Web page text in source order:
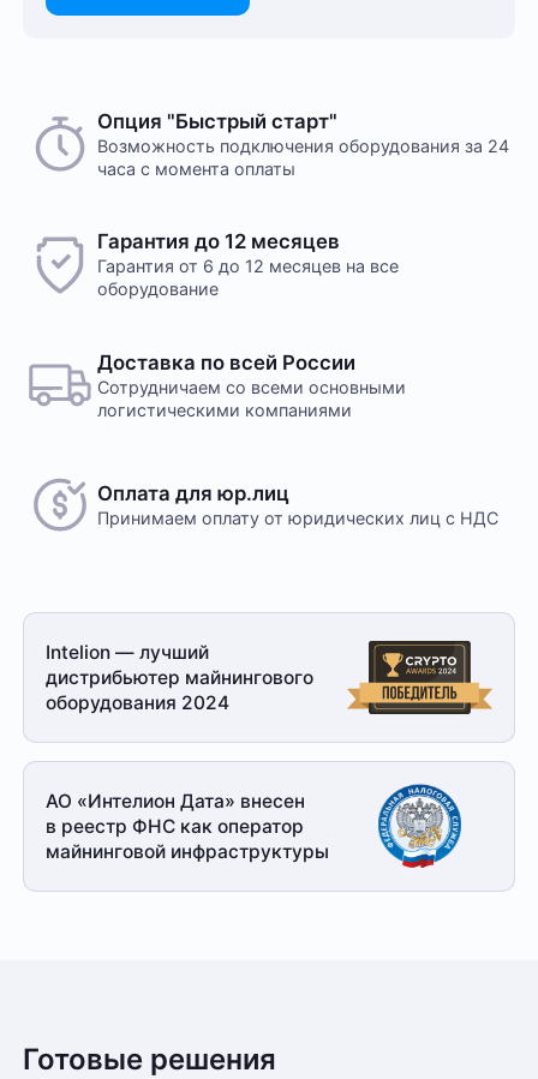
Опция "Быстрый старт"
Возможность подключения оборудования за 24
часа с момента оплаты
Гарантия до 12 месяцев
Гарантия от 6 до 12 месяцев на все
оборудование
Доставка по всей России
Сотрудничаем со всеми основными
логистическими компаниями
Оплата для юр.лиц
Принимаем оплату от юридических лиц с НДС
Intelion — лучший
дистрибьютер майнингового
оборудования 2024
АО «Интелион Дата» внесен
в реестр ФНС как оператор
майнинговой инфраструктуры
Готовые решения